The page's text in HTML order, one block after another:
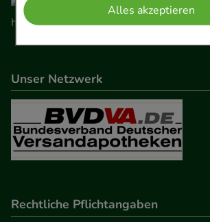
Komfort:Diese Cookies werden
Einkaufserlebnis noch
Besuchers oder unsere Seite an
Verhaltensweisen (z.B.
anzupassen. Komfort-Cookies
auch auf Ihre Bedürfnisse
anzuzeigen und unser
Statistik & Tracking:Hierüber lassen
Alles akzeptieren
Unser Netzwerk
Rechtliche Pflichtangaben